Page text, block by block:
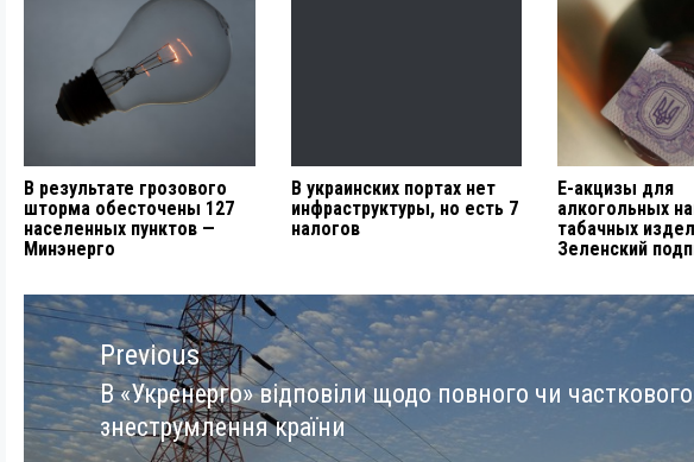
В результате грозового
шторма обесточены 127
населенных пунктов —
Минэнерго
В украинских портах нет
инфраструктуры, но есть 7
налогов
Е-акцизы для
алкогольных
табачных
Зеленский
Навигация
по
записямPrevious
Previous
post:
В «Укренерго» відповіли щодо повного чи часткового
знеструмлення країни